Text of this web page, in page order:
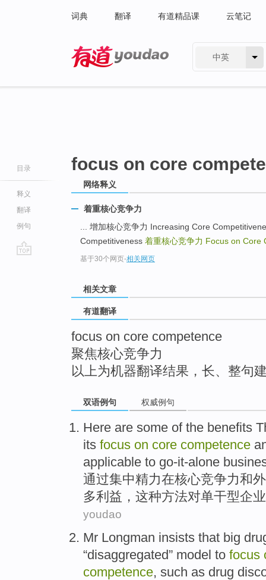
词典 翻译 有道精品课 云笔记
中英
目录
释义
翻译
例句
focus on core
网络释义
着重核心竞争力
... 增加核心竞争力 Increasing Core
Competitiveness 着重核心竞争力 Focus on Core
基于30个网页-相关网页
相关文章
有道翻译
focus on core competence
聚焦核心竞争力
以上为机器翻译结果，长、整句
双语例句 权威例句
Here are some of the benefits
its focus on core competence
applicable to go-it-alone
通过集中精力在核心竞争力和
多利益 ，这种方法对单干型企业
youdao
Mr Longman insists that big
“disaggregated” model to focus
competence, such as drug